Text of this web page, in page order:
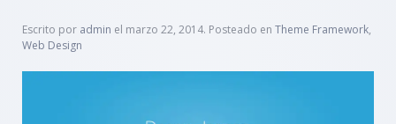
Escrito por admin el marzo 22, 2014. Posteado en Theme Framework,
Web Design